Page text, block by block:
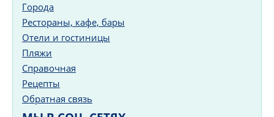
Города
Рестораны, кафе, бары
Отели и гостиницы
Пляжи
Справочная
Рецепты
Обратная связь